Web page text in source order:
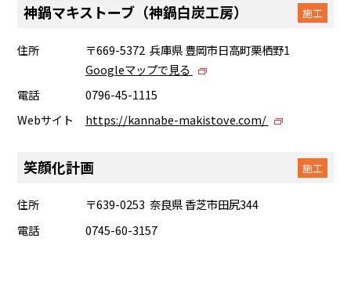
神鍋マキストーブ（神鍋白炭工房） 施工
住所
〒669-5372 兵庫県 豊岡市日高町栗栖野1
Googleマップで見る
電話
0796-45-1115
Webサイト
https://kannabe-makistove.com/
笑顔化計画 施工
住所
〒639-0253 奈良県 香芝市田尻344
電話
0745-60-3157